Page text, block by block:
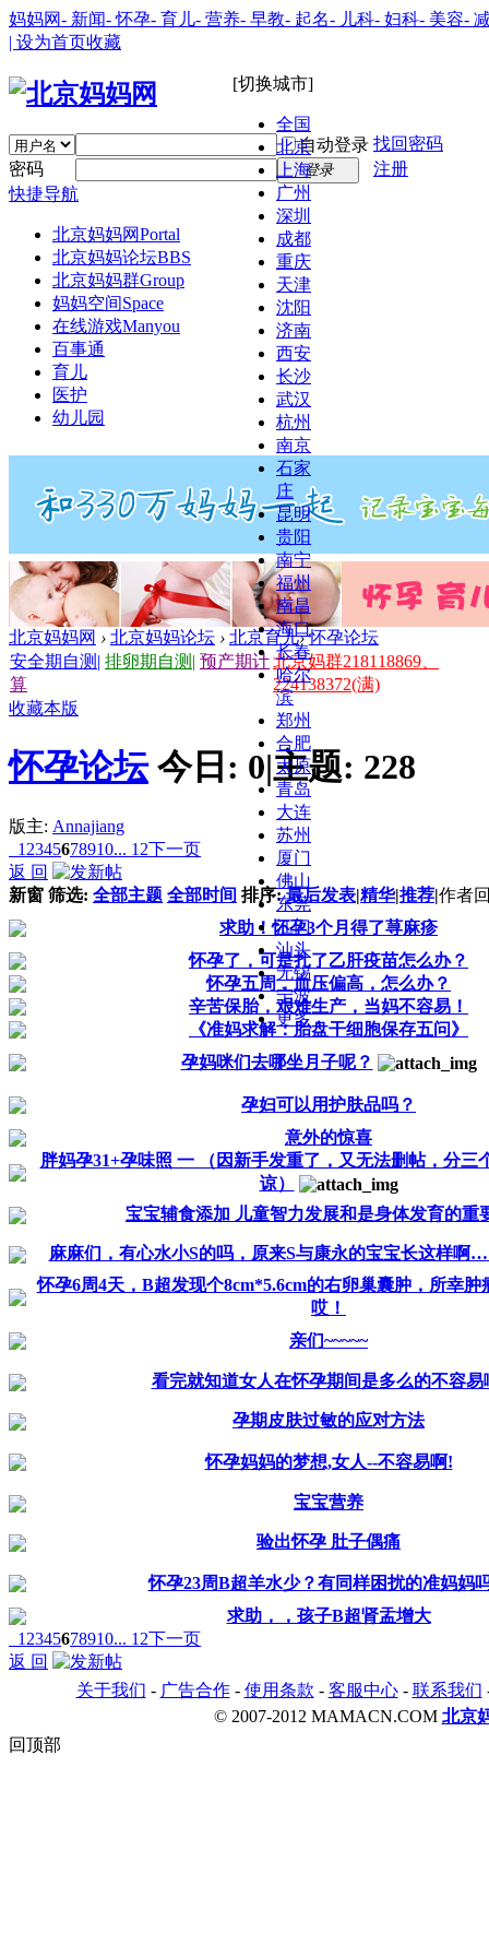
妈妈网- 新闻- 怀孕- 育儿- 营养- 早教- 起名- 儿科- 妇科- 美容-
| 设为首页收藏
[切换城市]
全国
北京
上海
广州
深圳
成都
重庆
天津
沈阳
济南
西安
长沙
武汉
杭州
南京
石家
庄
昆明
贵阳
南宁
福州
南昌
海口
长春
哈尔
滨
郑州
合肥
太原
青岛
大连
苏州
厦门
佛山
东莞
江门
汕头
无锡
宁波
更多
自动登录 找回密码
密码
登录
注册
快捷导航
北京妈妈网Portal
北京妈妈论坛BBS
北京妈妈群Group
妈妈空间Space
在线游戏Manyou
百事通
育儿
医护
幼儿园
北京妈妈网 › 北京妈妈论坛 › 北京育儿› 怀孕论坛
安全期自测 | 排卵期自测 | 预产期计
算
北京妈群218118869、
224138372(满)
收藏本版
怀孕论坛 今日: 0|主题: 228
版主: Annajiang
1 2345678910... 12下一页
返 回
新窗 筛选: 全部主题 全部时间 排序:最后发表|精华|推荐|作者
求助！怀孕3个月得了荨麻疹
怀孕了，可是扎了乙肝疫苗怎么办？
怀孕五周，血压偏高，怎么办？
辛苦保胎，艰难生产，当妈不容易！
《准妈求解：胎盘干细胞保存五问》
孕妈咪们去哪坐月子呢？
孕妇可以用护肤品吗？
意外的惊喜
胖妈孕31+孕味照 一 （因新手发重了，又无法删帖，分三
谅）
宝宝辅食添加 儿童智力发展和是身体发育的重
麻麻们，有心水小S的吗，原来S与康永的宝宝长这样啊
怀孕6周4天，B超发现个8cm*5.6cm的右卵巢囊肿，所幸肿
哎！
亲们~~~~~
看完就知道女人在怀孕期间是多么的不容易
孕期皮肤过敏的应对方法
怀孕妈妈的梦想,女人--不容易啊!
宝宝营养
验出怀孕 肚子偶痛
怀孕23周B超羊水少？有同样困扰的准妈妈
求助，，孩子B超肾盂增大
1 2345678910... 12下一页
返 回
关于我们 - 广告合作- 使用条款 - 客服中心- 联系我们
© 2007-2012 MAMACN.COM 北京
回顶部